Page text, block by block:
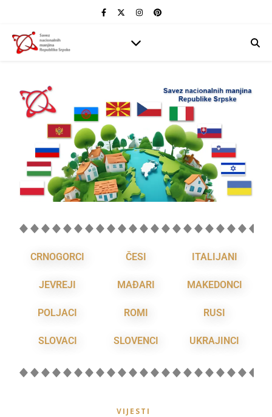
CRNOGORCI ČESI ITALIJANI
JEVREJI MAĐARI MAKEDONCI
POLJACI ROMI RUSI
SLOVACI SLOVENCI UKRAJINCI
VIJESTI